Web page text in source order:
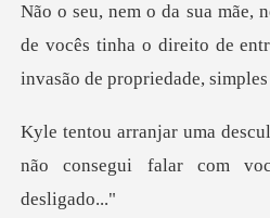
Não o seu, nem o da sua mã
não consegui falar com